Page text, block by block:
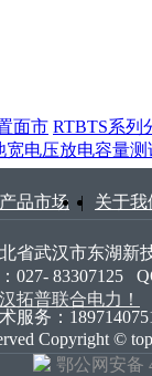
面市 RTBTS系列
宽电压放电容量
产品市场 | 关于我
省武汉市东湖新
027- 83307125
服务：
Copyright ©
鄂公网安备